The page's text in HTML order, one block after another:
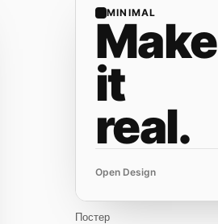
MINIMAL
Make
it
real.
Open Design
Постер